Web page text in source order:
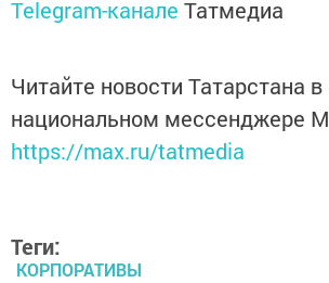
Telegram-канале Татмедиа
Читайте новости Татарстана в
национальном мессенджере
https://max.ru/tatmedia
Теги:
КОРПОРАТИВЫ